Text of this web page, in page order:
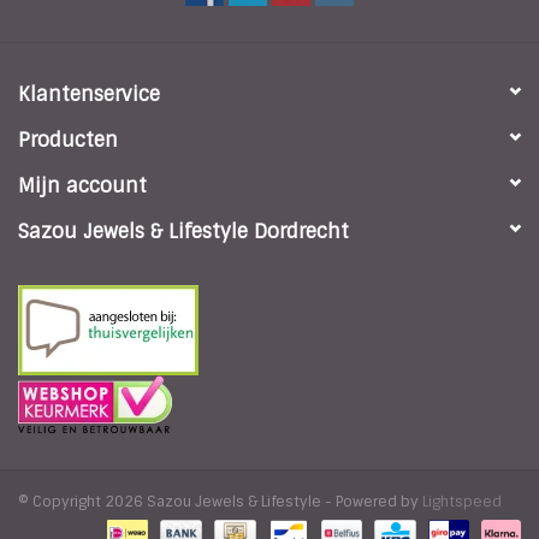
Klantenservice
Producten
Mijn account
Sazou Jewels & Lifestyle Dordrecht
© Copyright 2026 Sazou Jewels & Lifestyle - Powered by Lightspeed